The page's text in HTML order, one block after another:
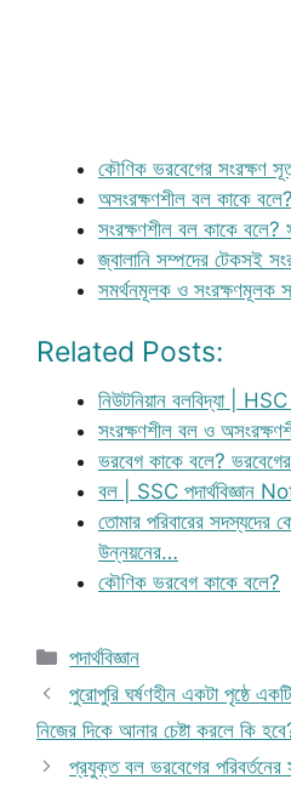
কৌণিক ভরবেগের সংরক্ষণ
অসংরক্ষণশীল বল কাকে
সংরক্ষণশীল বল কাকে বলে?
জ্বালানি সম্পদের টেকসই
সমর্থনমূলক ও সংরক্ষণমূলক
Related Posts:
নিউটনিয়ান বলবিদ্যা |
সংরক্ষণশীল বল ও
ভরবেগ কাকে বলে?
বল | SSC পদার্থবিজ্ঞান
তোমার পরিবারের
উন্নয়নের…
কৌণিক ভরবেগ কাকে বলে?
Categories
পদার্থবিজ্ঞান
পুরোপুরি ঘর্ষণহীন একটা পৃষ্ঠে
নিজের দিকে আনার চেষ্টা করলে কি
প্রযুক্ত বল ভরবেগের পরিবর্তনের